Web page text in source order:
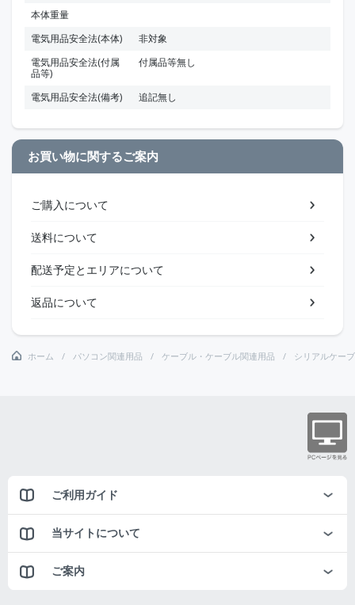
本体重量
電気用品安全法(本体)
非対象
電気用品安全法(付属
品等)
付属品等無し
電気用品安全法(備考) 追記無し
お買い物に関するご案内
ご購入について
送料について
配送予定とエリアについて
返品について
ホーム パソコン関連用品 ケーブル・ケーブル関連用品 シリアルケー
ご利用ガイド
当サイトについて
ご案内